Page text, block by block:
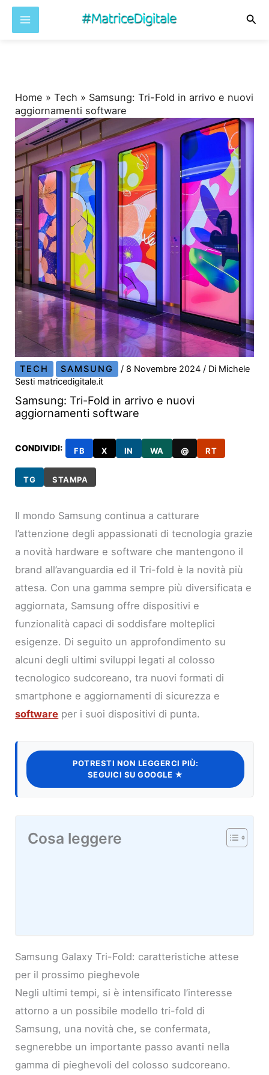
Home »Tech » Samsung: Tri-Fold in arrivo e nuovi
aggiornamenti software
TECH SAMSUNG / 8 Novembre 2024/ Di Michele
Sesti matricedigitale.it
Samsung: Tri-Fold in arrivo e nuovi
aggiornamenti software
CONDIVIDI: FB X IN WA @ RT
TG STAMPA
Il mondo Samsung continua a catturare
l’attenzione degli appassionati di tecnologia grazie
a novità hardware e software che mantengono il
brand all’avanguardia ed il Tri-fold è la novità più
attesa. Con una gamma sempre più diversificata e
aggiornata, Samsung offre dispositivi e
funzionalità capaci di soddisfare molteplici
esigenze. Di seguito un approfondimento su
alcuni degli ultimi sviluppi legati al colosso
tecnologico sudcoreano, tra nuovi formati di
smartphone e aggiornamenti di sicurezza e
software per i suoi dispositivi di punta.
POTRESTI NON LEGGERCI PIÙ:
SEGUICI SU GOOGLE ★
Cosa leggere
Samsung Galaxy Tri-Fold: caratteristiche attese
per il prossimo pieghevole
Negli ultimi tempi, si è intensificato l’interesse
attorno a un possibile modello tri-fold di
Samsung, una novità che, se confermata,
segnerebbe un importante passo avanti nella
gamma di pieghevoli del colosso sudcoreano.